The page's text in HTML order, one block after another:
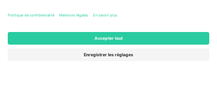
4
Berlin, Germany
24 Billets
de168 €